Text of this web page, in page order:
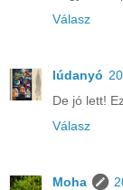
Válasz
lúdanyó
De jó lett!
Válasz
Moha